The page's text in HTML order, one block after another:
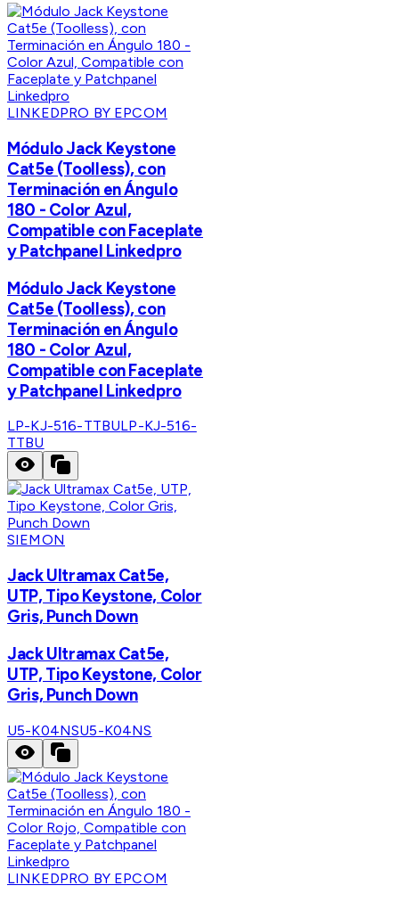
LINKEDPRO BY EPCOM
Módulo Jack Keystone
Cat5e (Toolless), con
Terminación en Ángulo
180 - Color Azul,
Compatible con Faceplate
y Patchpanel Linkedpro
Módulo Jack Keystone
Cat5e (Toolless), con
Terminación en Ángulo
180 - Color Azul,
Compatible con Faceplate
y Patchpanel Linkedpro
LP-KJ-516-TTBULP-KJ-516-
TTBU
SIEMON
Jack Ultramax Cat5e,
UTP, Tipo Keystone, Color
Gris, Punch Down
Jack Ultramax Cat5e,
UTP, Tipo Keystone, Color
Gris, Punch Down
U5-K04NSU5-K04NS
LINKEDPRO BY EPCOM